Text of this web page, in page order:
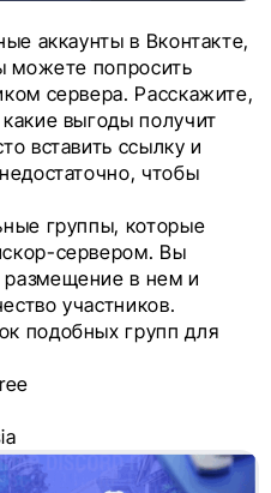
аккаунты в Вконтакте,
можете попросить
сервера. Расскажите,
выгоды получит
вставить ссылку и
чтобы
группы, которые
сервером. Вы
в нем и
участников.
подобных групп для